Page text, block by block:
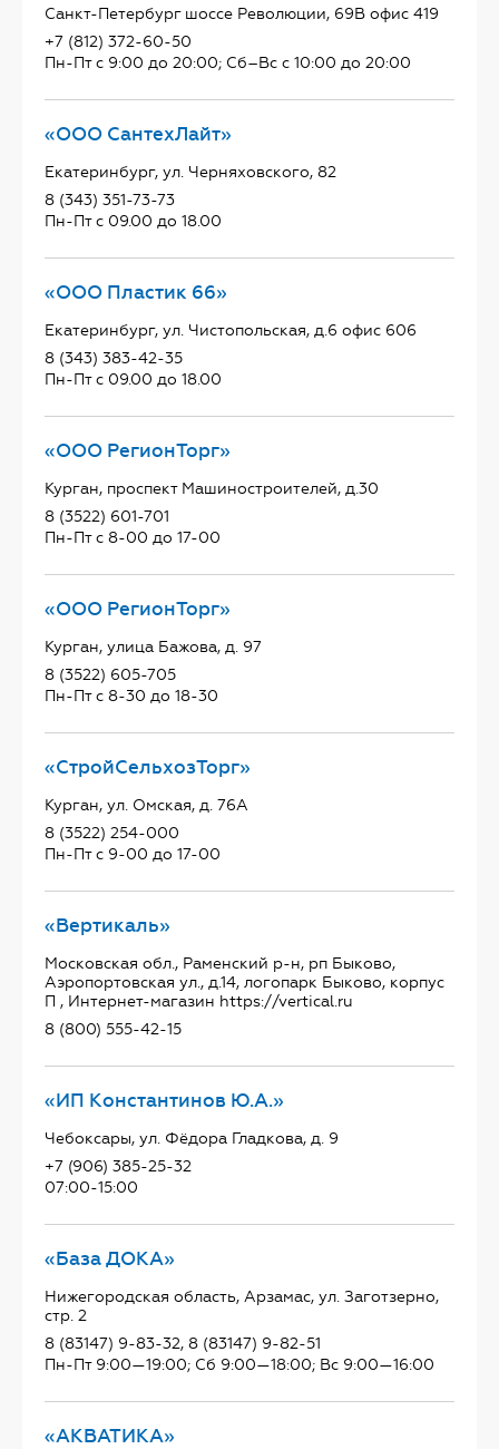
Санкт-Петербург шоссе Революции, 69В офис 419
+7 (812) 372-60-50
Пн-Пт с 9:00 до 20:00; Сб–Вс с 10:00 до 20:00
«ООО СантехЛайт»
Екатеринбург, ул. Черняховского, 82
8 (343) 351-73-73
Пн-Пт с 09.00 до 18.00
«ООО Пластик 66»
Екатеринбург, ул. Чистопольская, д.6 офис 606
8 (343) 383-42-35
Пн-Пт с 09.00 до 18.00
«ООО РегионТорг»
Курган, проспект Машиностроителей, д.30
8 (3522) 601-701
Пн-Пт с 8-00 до 17-00
«ООО РегионТорг»
Курган, улица Бажова, д. 97
8 (3522) 605-705
Пн-Пт с 8-30 до 18-30
«СтройСельхозТорг»
Курган, ул. Омская, д. 76А
8 (3522) 254-000
Пн-Пт с 9-00 до 17-00
«Вертикаль»
Московская обл., Раменский р-н, рп Быково,
Аэропортовская ул., д.14, логопарк Быково, корпус
П , Интернет-магазин https://vertical.ru
8 (800) 555-42-15
«ИП Константинов Ю.А.»
Чебоксары, ул. Фёдора Гладкова, д. 9
+7 (906) 385-25-32
07:00-15:00
«База ДОКА»
Нижегородская область, Арзамас, ул. Заготзерно,
стр. 2
8 (83147) 9-83-32, 8 (83147) 9-82-51
Пн-Пт 9:00—19:00; Сб 9:00—18:00; Вс 9:00—16:00
«АКВАТИКА»